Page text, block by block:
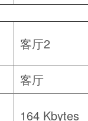
客厅2
客厅
164 Kbytes